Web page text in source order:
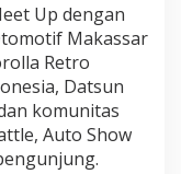
Up dengan
Makassar
Retro
Datsun
komunitas
Auto Show